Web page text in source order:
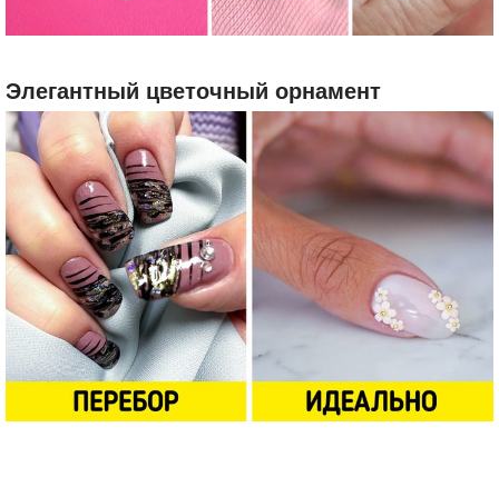
Элегантный цветочный орнамент